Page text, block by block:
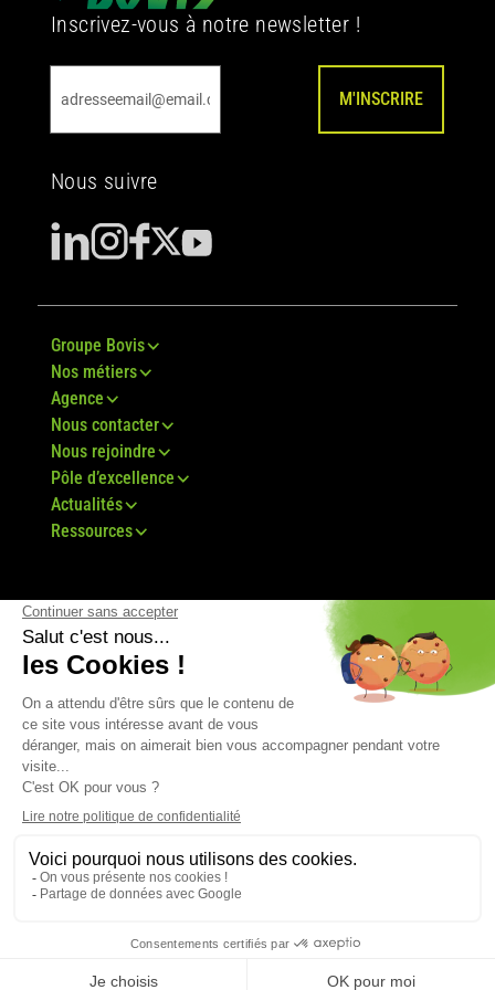
Inscrivez-vous à notre newsletter !
M'INSCRIRE
Nous suivre
Groupe Bovis
Nos métiers
Agence
Nous contacter
Nous rejoindre
Pôle d’excellence
Actualités
Ressources
© Groupe Bovis 2024 - Mentions légales
-Plan du site CGV